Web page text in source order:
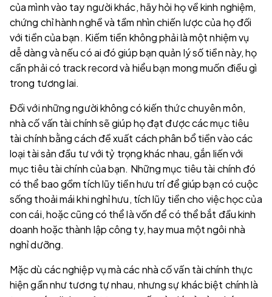
của mình vào tay người khác, hãy hỏi họ về kinh nghiệm,
chứng chỉ hành nghề và tầm nhìn chiến lược của họ đối
với tiền của bạn. Kiếm tiền không phải là một nhiệm vụ
dễ dàng và nếu có ai đó giúp bạn quản lý số tiền này, họ
cần phải có track record và hiểu bạn mong muốn điều gì
trong tương lai.
Đối với những người không có kiến thức chuyên môn,
nhà cố vấn tài chính sẽ giúp họ đạt được các mục tiêu
tài chính bằng cách đề xuất cách phân bổ tiền vào các
loại tài sản đầu tư với tỷ trọng khác nhau, gắn liến với
mục tiêu tài chính của bạn. Những mục tiêu tài chính đó
có thể bao gồm tích lũy tiền hưu trí để giúp bạn có cuộc
sống thoải mái khi nghỉ hưu, tích lũy tiền cho việc học của
con cái, hoặc cũng có thể là vốn để có thể bắt đầu kinh
doanh hoặc thành lập công ty, hay mua một ngôi nhà
nghỉ dưỡng.
Mặc dù các nghiệp vụ mà các nhà cố vấn tài chính thực
hiện gần như tương tự nhau, nhưng sự khác biệt chính là